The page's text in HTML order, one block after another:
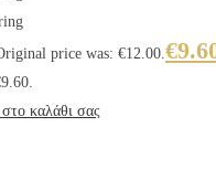
price was: €12.00. €
καλάθι σας